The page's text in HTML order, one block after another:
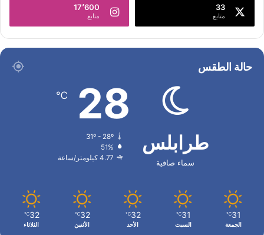
33
متابع
17٬600
متابع
حالة الطقس
طرابلس
سماء صافية
28
℃
31º - 28º
51%
4.77 كيلومتر/ساعة
31
℃
الجمعة
31
℃
السبت
32
℃
الأحد
32
℃
الأثنين
32
℃
الثلاثاء